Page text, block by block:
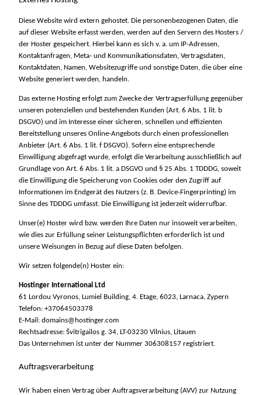
Diese Website wird extern gehostet. Die personenbezogenen Daten, die
auf dieser Website erfasst werden, werden auf den Servern des Hosters /
der Hoster gespeichert. Hierbei kann es sich v. a. um IP-Adressen,
Kontaktanfragen, Meta- und Kommunikationsdaten, Vertragsdaten,
Kontaktdaten, Namen, Websitezugriffe und sonstige Daten, die über eine
Website generiert werden, handeln.
Das externe Hosting erfolgt zum Zwecke der Vertragserfüllung gegenüber
unseren potenziellen und bestehenden Kunden (Art. 6 Abs. 1 lit. b
DSGVO) und im Interesse einer sicheren, schnellen und effizienten
Bereitstellung unseres Online-Angebots durch einen professionellen
Anbieter (Art. 6 Abs. 1 lit. f DSGVO). Sofern eine entsprechende
Einwilligung abgefragt wurde, erfolgt die Verarbeitung ausschließlich auf
Grundlage von Art. 6 Abs. 1 lit. a DSGVO und § 25 Abs. 1 TDDDG, soweit
die Einwilligung die Speicherung von Cookies oder den Zugriff auf
Informationen im Endgerät des Nutzers (z. B. Device-Fingerprinting) im
Sinne des TDDDG umfasst. Die Einwilligung ist jederzeit widerrufbar.
Unser(e) Hoster wird bzw. werden Ihre Daten nur insoweit verarbeiten,
wie dies zur Erfüllung seiner Leistungspflichten erforderlich ist und
unsere Weisungen in Bezug auf diese Daten befolgen.
Wir setzen folgende(n) Hoster ein:
Hostinger International Ltd
61 Lordou Vyronos, Lumiel Building, 4. Etage, 6023, Larnaca, Zypern
Telefon: +37064503378
E-Mail: domains@hostinger.com
Rechtsadresse: Švitrigailos g. 34, LT-03230 Vilnius, Litauen
Das Unternehmen ist unter der Nummer 306308157 registriert.
Auftragsverarbeitung
Wir haben einen Vertrag über Auftragsverarbeitung (AVV) zur Nutzung